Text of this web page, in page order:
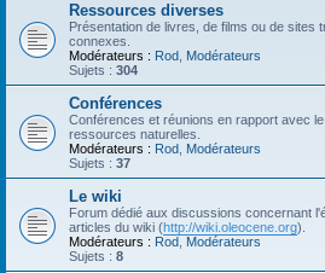
Ressources diverses
Présentation de livres, de films ou de sites
connexes.
Modérateurs : Rod Modérateurs
Sujets : 304
Conférences
Conférences et réunions en rapport avec
ressources naturelles.
Modérateurs : Rod Modérateurs
Sujets : 37
Le wiki
Forum dédié aux discussions concernant
articles du wiki (http://wiki.oleocene.org).
Modérateurs : Rod Modérateurs
Sujets : 8